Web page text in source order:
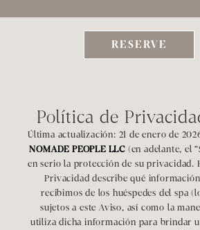
RESERVE
Política de
Última actualización: 21 de enero de
NOMADE PEOPLE LLC (en adelante, el
en serio la protección de su privacidad.
Privacidad describe qué
recibimos de los huéspedes del spa
sujetos a este Aviso, así como la
utiliza dicha información para brindar